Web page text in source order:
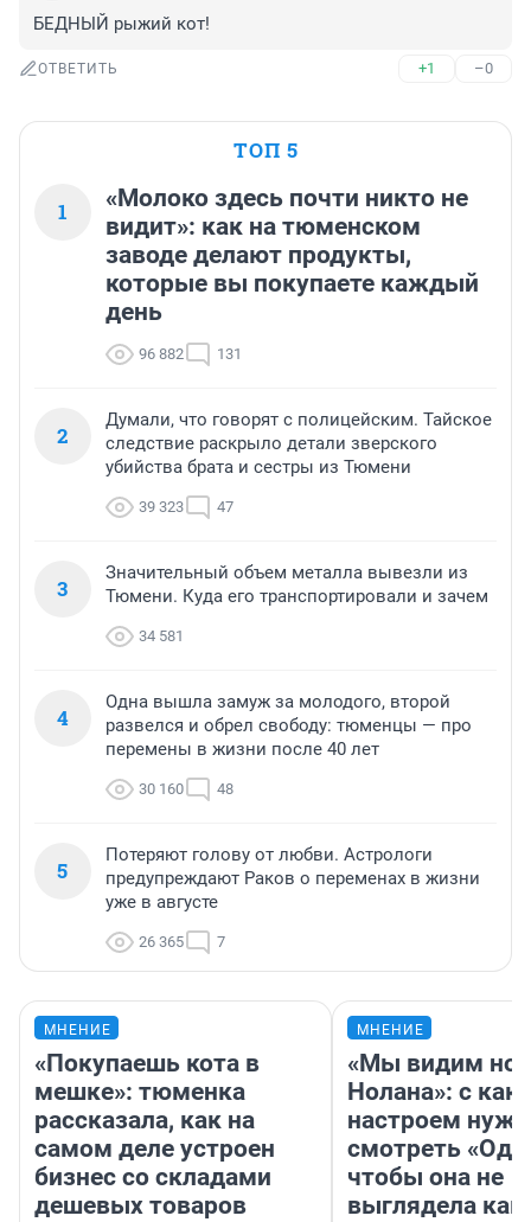
БЕДНЫЙ рыжий кот!
ОТВЕТИТЬ +1 –0
ТОП 5
1
«Молоко здесь почти никто не
видит»: как на тюменском
заводе делают продукты,
которые вы покупаете каждый
день
96 882 131
2
Думали, что говорят с полицейским. Тайское
следствие раскрыло детали зверского
убийства брата и сестры из Тюмени
39 323 47
3
Значительный объем металла вывезли из
Тюмени. Куда его транспортировали и зачем
34 581
4
Одна вышла замуж за молодого, второй
развелся и обрел свободу: тюменцы — про
перемены в жизни после 40 лет
30 160 48
5
Потеряют голову от любви. Астрологи
предупреждают Раков о переменах в жизни
уже в августе
26 365 7
МНЕНИЕ
«Покупаешь кота в
мешке»: тюменка
рассказала, как на
самом деле устроен
бизнес со складами
дешевых товаров
МНЕНИЕ
«Мы видим
Нолана»: с
настроем
смотреть
чтобы она не
выглядела как